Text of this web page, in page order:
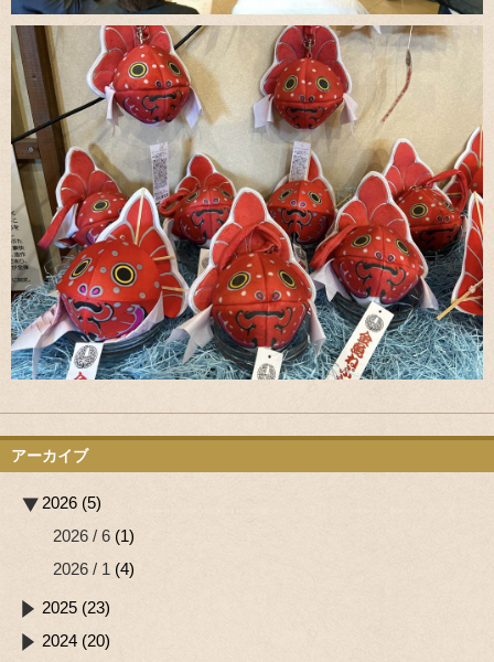
アーカイブ
2026 (5)
2026 / 6 (1)
2026 / 1 (4)
2025 (23)
2024 (20)